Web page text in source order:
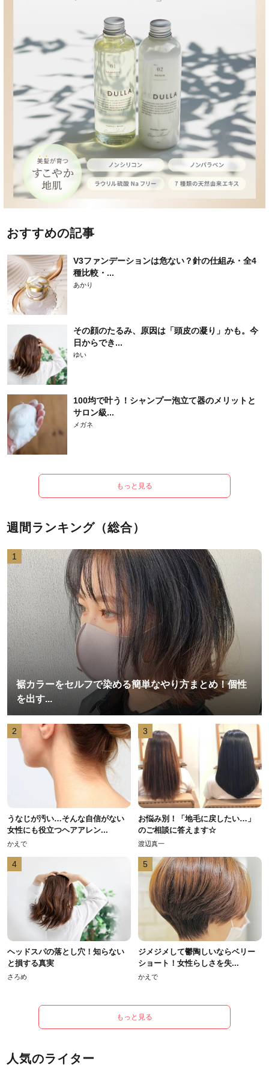
おすすめの記事
V3ファンデーションは危ない？針の仕組み・全4
種比較・...
あかり
その顔のたるみ、原因は「頭皮の凝り」かも。今
日からでき...
ゆい
100均で叶う！シャンプー泡立て器のメリットと
サロン級...
メガネ
もっと見る
週間ランキング（総合）
1
裾カラーをセルフで染める簡単なやり方まとめ！個性
を出す...
2
うなじが汚い…そんな自信がない
女性にも役立つヘアアレン...
かえで
3
お悩み別！「地毛に戻したい…」
のご相談に答えます☆
渡辺真一
4
ヘッドスパの落とし穴！知らない
と損する真実
さろめ
5
ジメジメして鬱陶しいならベリー
ショート！女性らしさを失...
かえで
もっと見る
人気のライター